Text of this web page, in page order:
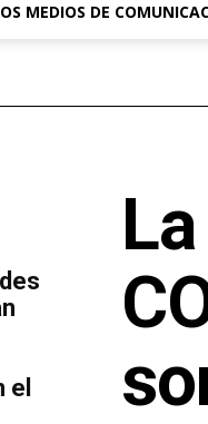
MEDIOS DE
el